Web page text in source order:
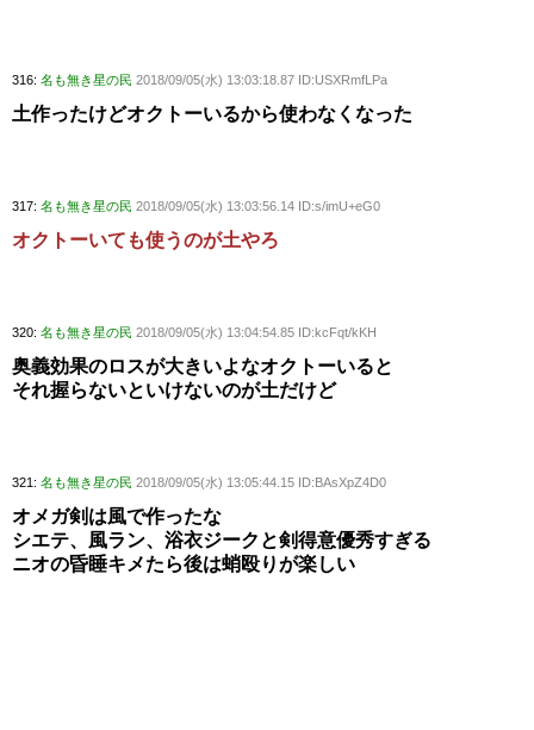
316: 名も無き星の民 2018/09/05(水) 13:03:18.87 ID:USXRmfLPa
土作ったけどオクトーいるから使わなくなった
317: 名も無き星の民 2018/09/05(水) 13:03:56.14 ID:s/imU+eG0
オクトーいても使うのが土やろ
320: 名も無き星の民 2018/09/05(水) 13:04:54.85 ID:kcFqt/kKH
奥義効果のロスが大きいよなオクトーいると
それ握らないといけないのが土だけど
321: 名も無き星の民 2018/09/05(水) 13:05:44.15 ID:BAsXpZ4D0
オメガ剣は風で作ったな
シエテ、風ラン、浴衣ジークと剣得意優秀すぎる
ニオの昏睡キメたら後は蛸殴りが楽しい